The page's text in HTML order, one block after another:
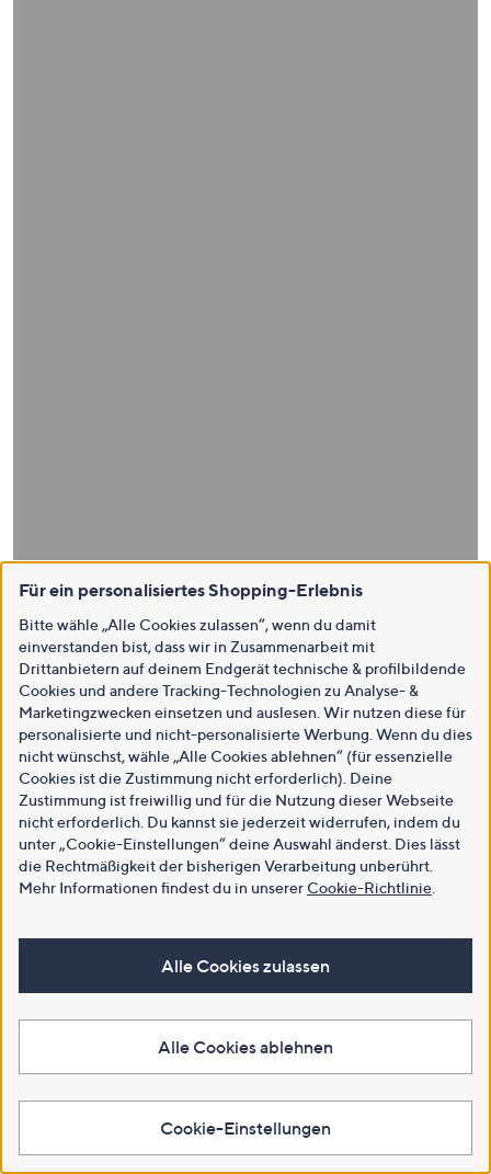
Für ein personalisiertes Shopping-Erlebnis
Bitte wähle „Alle Cookies zulassen“, wenn du damit
einverstanden bist, dass wir in Zusammenarbeit mit
Drittanbietern auf deinem Endgerät technische & profilbildende
Cookies und andere Tracking-Technologien zu Analyse- &
Marketingzwecken einsetzen und auslesen. Wir nutzen diese für
personalisierte und nicht-personalisierte Werbung. Wenn du dies
nicht wünschst, wähle „Alle Cookies ablehnen“ (für essenzielle
Cookies ist die Zustimmung nicht erforderlich). Deine
Zustimmung ist freiwillig und für die Nutzung dieser Webseite
nicht erforderlich. Du kannst sie jederzeit widerrufen, indem du
unter „Cookie-Einstellungen“ deine Auswahl änderst. Dies lässt
die Rechtmäßigkeit der bisherigen Verarbeitung unberührt.
Mehr Informationen findest du in unsererCookie-Richtlinie
Alle Cookies zulassen
Alle Cookies ablehnen
Cookie-Einstellungen